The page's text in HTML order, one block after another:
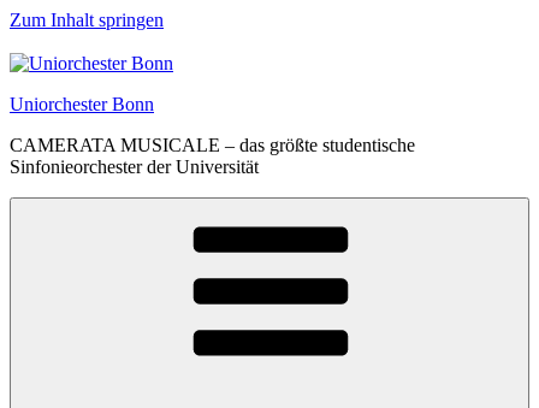
Zum Inhalt springen
Uniorchester Bonn
CAMERATA MUSICALE – das größte studentische
Sinfonieorchester der Universität